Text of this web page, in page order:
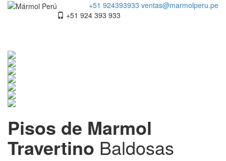
+51 924393933 ventas@marmolperu.pe
+51 924 393 933
Pisos de Marmol
Travertino Baldosas